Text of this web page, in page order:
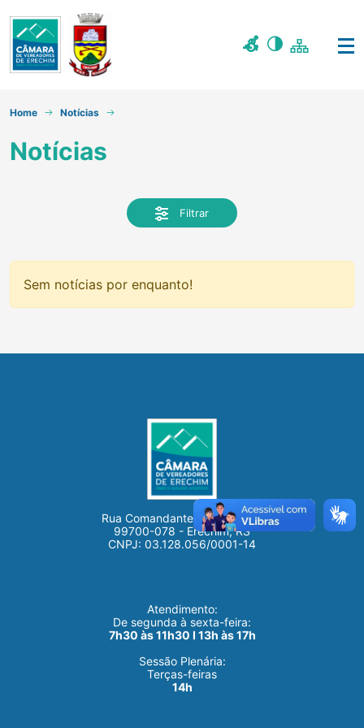
Home Notícias
Notícias
Filtrar
Sem notícias por enquanto!
Rua Comandante Salomoni, 21
99700-078 - Erechim, RS
CNPJ: 03.128.056/0001-14
Atendimento:
De segunda à sexta-feira:
7h30 às 11h30 I 13h às 17h
Sessão Plenária:
Terças-feiras
14h